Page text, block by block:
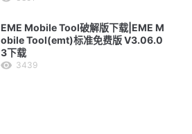
EME Mobile Tool破解版下载|EME M
obile Tool(emt)标准免费版 V3.06.0
3下载
3439